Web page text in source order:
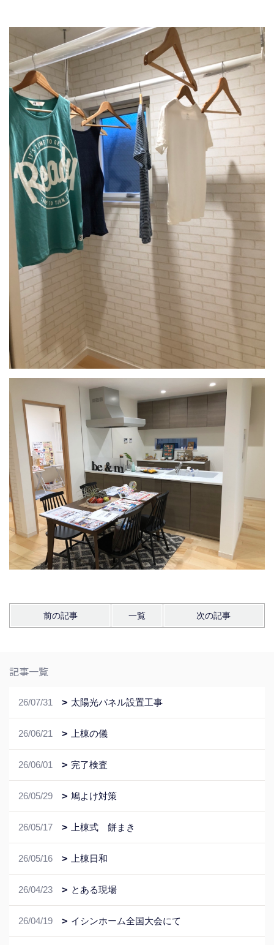
前の記事 一覧 次の記事
記事一覧
26/07/31 太陽光パネル設置工事
26/06/21 上棟の儀
26/06/01 完了検査
26/05/29 鳩よけ対策
26/05/17 上棟式 餅まき
26/05/16 上棟日和
26/04/23 とある現場
26/04/19 イシンホーム全国大会にて